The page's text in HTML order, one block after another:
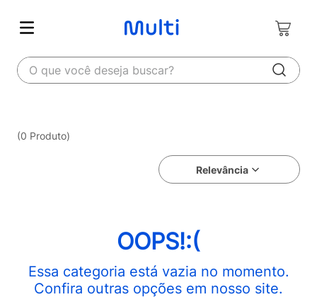
O que você deseja buscar?
0 Produto
Relevância
OOPS!